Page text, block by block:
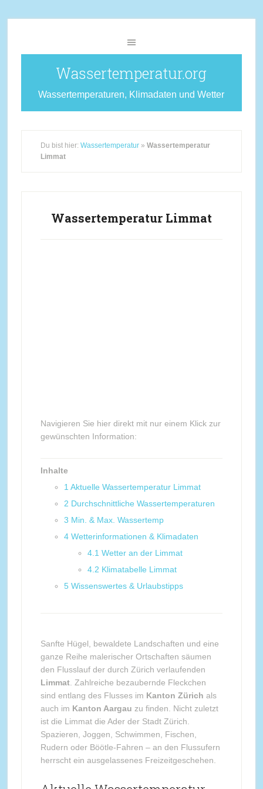
Wassertemperatur.org
Wassertemperaturen, Klimadaten und Wetter
Du bist hier: Wassertemperatur» Wassertemperatur
Limmat
Wassertemperatur Limmat
Navigieren Sie hier direkt mit nur einem Klick zur
gewünschten Information:
Inhalte
1 Aktuelle Wassertemperatur Limmat
2 Durchschnittliche Wassertemperaturen
3 Min. & Max. Wassertemp
4 Wetterinformationen & Klimadaten
4.1 Wetter an der Limmat
4.2 Klimatabelle Limmat
5 Wissenswertes & Urlaubstipps
Sanfte Hügel, bewaldete Landschaften und eine
ganze Reihe malerischer Ortschaften säumen
den Flusslauf der durch Zürich verlaufenden
Limmat. Zahlreiche bezaubernde Fleckchen
sind entlang des Flusses im Kanton Zürich als
auch im Kanton Aargau zu finden. Nicht zuletzt
ist die Limmat die Ader der Stadt Zürich.
Spazieren, Joggen, Schwimmen, Fischen,
Rudern oder Böötle-Fahren – an den Flussufern
herrscht ein ausgelassenes Freizeitgeschehen.